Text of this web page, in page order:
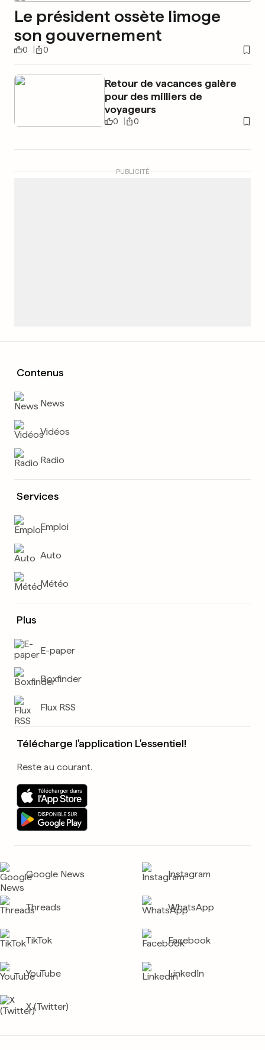
Le président ossète limoge
son gouvernement
0 0
Retour de vacances galère
pour des milliers de
voyageurs
0 0
PUBLICITÉ
Contenus
News
Vidéos
Radio
Services
Emploi
Auto
Météo
Plus
E-paper
Boxfinder
Flux RSS
Télécharge l'application L'essentiel!
Reste au courant.
Google News Instagram
Threads WhatsApp
TikTok Facebook
YouTube LinkedIn
X (Twitter)